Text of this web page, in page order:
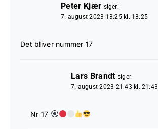
Peter Kjær siger:
7. august 2023 13:25 kl. 13:25
Det bliver nummer 17
Lars Brandt siger:
7. august 2023 21:43 kl. 21:43
Nr 17